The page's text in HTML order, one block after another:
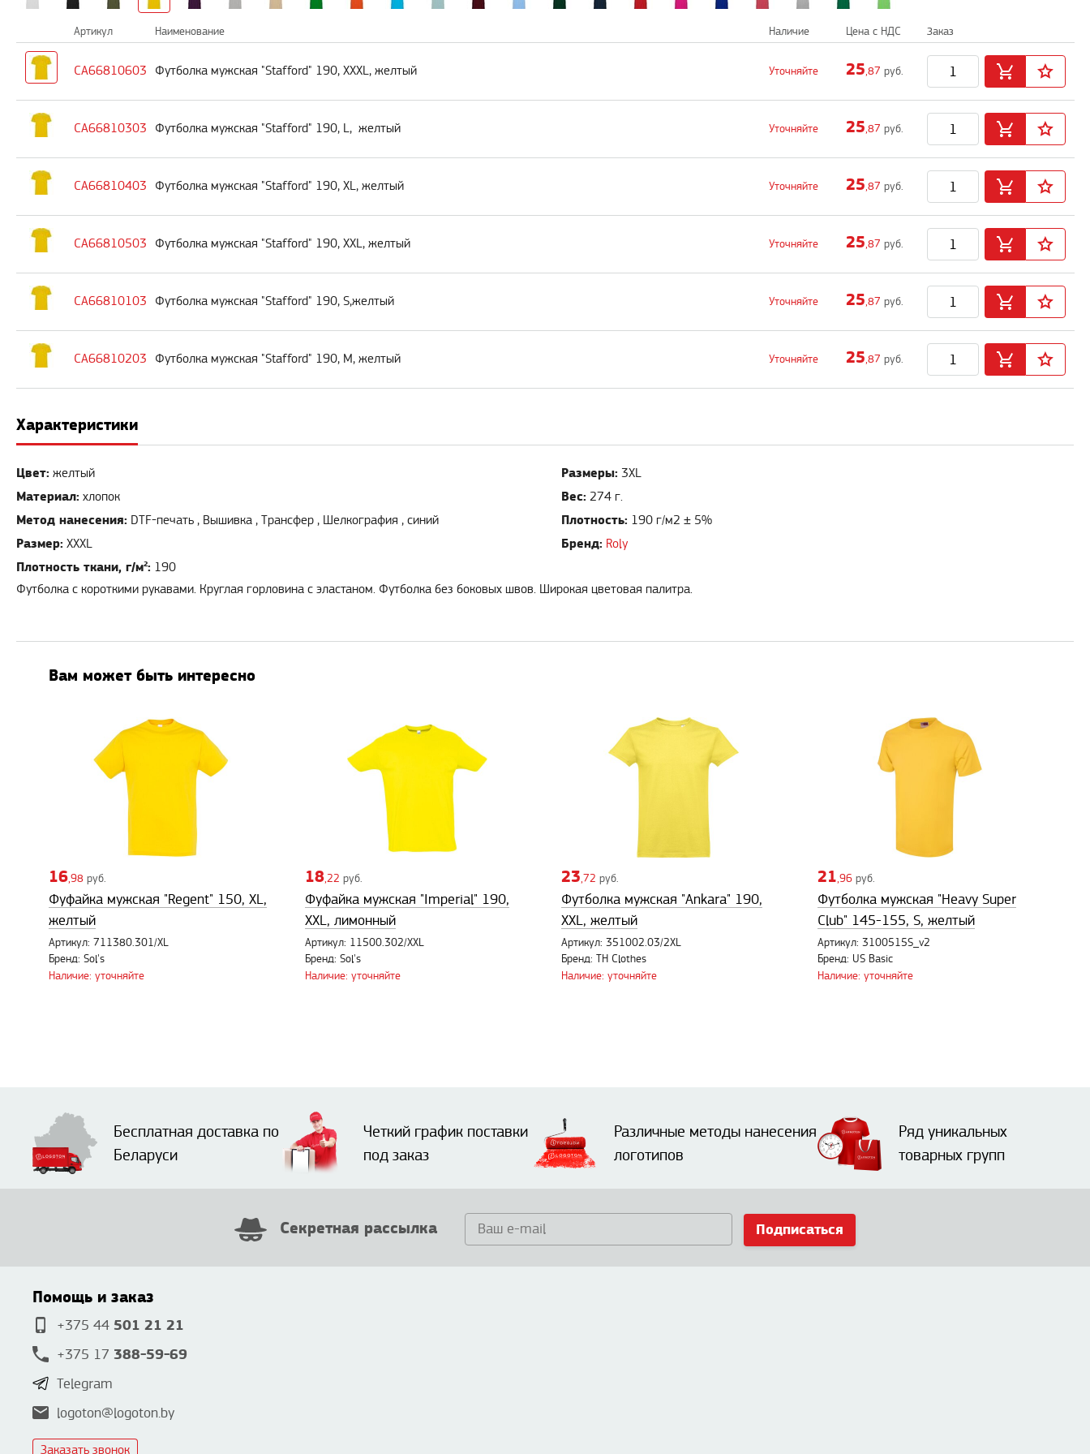
Артикул Наименование Наличие Цена с НДС Заказ
CA66810603 Футболка мужская "Stafford" 190, XXXL, желтый Уточняйте 25,87 руб.
CA66810303 Футболка мужская "Stafford" 190, L, желтый Уточняйте 25,87 руб.
CA66810403 Футболка мужская "Stafford" 190, XL, желтый Уточняйте 25,87 руб.
CA66810503 Футболка мужская "Stafford" 190, XXL, желтый Уточняйте 25,87 руб.
CA66810103 Футболка мужская "Stafford" 190, S,желтый Уточняйте 25,87 руб.
CA66810203 Футболка мужская "Stafford" 190, M, желтый Уточняйте 25,87 руб.
Характеристики
Цвет: желтый
Материал: хлопок
Метод нанесения: DTF-печать , Вышивка , Трансфер , Шелкография , синий
Размер: XXXL
Плотность ткани, г/м²: 190
Размеры: 3XL
Вес: 274 г.
Плотность: 190 г/м2 ± 5%
Бренд: Roly
Футболка с короткими рукавами. Круглая горловина с эластаном. Футболка без боковых швов. Широкая цветовая палитра.
Вам может быть интересно
16,98 руб.
Фуфайка мужская "Regent" 150, XL,
желтый
Артикул: 711380.301/XL
Бренд: Sol's
Наличие: уточняйте
18,22 руб.
Фуфайка мужская "Imperial" 190,
XXL, лимонный
Артикул: 11500.302/XXL
Бренд: Sol's
Наличие: уточняйте
23,72 руб.
Футболка мужская "Ankara" 190,
XXL, желтый
Артикул: 351002.03/2XL
Бренд: TH Clothes
Наличие: уточняйте
21,96 руб.
Футболка мужская "Heavy Super
Club" 145-155, S, желтый
Артикул: 3100515S_v2
Бренд: US Basic
Наличие: уточняйте
Бесплатная доставка по
Беларуси
Четкий график поставки
под заказ
Различные методы нанесения
логотипов
Ряд уникальных
товарных групп
Секретная рассылка Подписаться
Помощь и заказ
+375 44 501 21 21
+375 17 388-59-69
Telegram
logoton@logoton.by
Заказать звонок